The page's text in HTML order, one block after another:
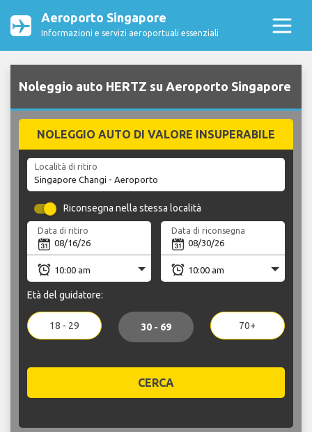
Aeroporto Singapore
Informazioni e servizi aeroportuali essenziali
Noleggio auto HERTZ su Aeroporto Singapore
NOLEGGIO AUTO DI VALORE INSUPERABILE
Località di ritiro
Riconsegna nella stessa località
Data di ritiro Data di riconsegna
Età del guidatore:
18 - 29 30 - 69 70+
CERCA